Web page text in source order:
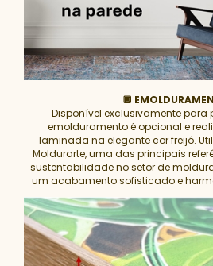
🔲
Disponível exclusivamente para
emolduramento é opcional e
laminada na elegante cor freijó.
Moldurarte, uma das principais
sustentabilidade no setor de
um acabamento sofisticado e